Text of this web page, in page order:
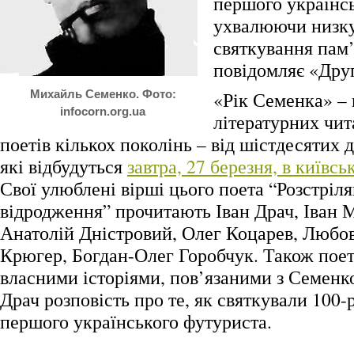
Михайль Семенко. Фото:
infocorn.org.ua
ухвалюючи
святкування
повідомляє
«Рік Семенка» –
літературних
поетів кількох поколінь – від шістдесятих
які відбудутьсязавтра, 27 березня, в
Свої улюблені вірші цього поета
відродження” прочитають Іван Драч, Іван
Анатолій Дністровий, Олег Коцарев,
Крюгер, Богдан-Олег Горобчук. Також
власними історіями, пов’язаними з
Драч розповість про те, як святкували
першого українського футуриста.